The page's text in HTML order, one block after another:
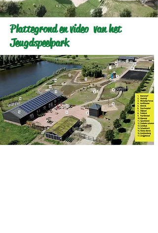
Plattegrond en video van het
Jeugdspeelpark